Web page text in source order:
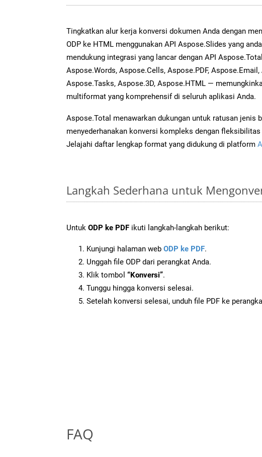
Tingkatkan alur kerja konversi dokumen Anda dengan
ODP ke HTML menggunakan API Aspose.Slides yang
mendukung integrasi yang lancar dengan API
Aspose.Words, Aspose.Cells, Aspose.PDF,
Aspose.Tasks, Aspose.3D, Aspose.HTML —
multiformat yang komprehensif di seluruh aplikasi Anda.
Aspose.Total menawarkan dukungan untuk ratusan jenis
menyederhanakan konversi kompleks dengan
Jelajahi daftar lengkap format yang didukung di platform
Langkah Sederhana untuk
Untuk ODP ke PDF ikuti langkah-langkah berikut:
Kunjungi halaman web ODP ke PDF.
Unggah file ODP dari perangkat Anda.
Klik tombol “Konversi”.
Tunggu hingga konversi selesai.
Setelah konversi selesai, unduh file PDF ke
FAQ